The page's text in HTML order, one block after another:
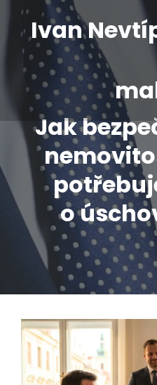
Ivan
Jak
o